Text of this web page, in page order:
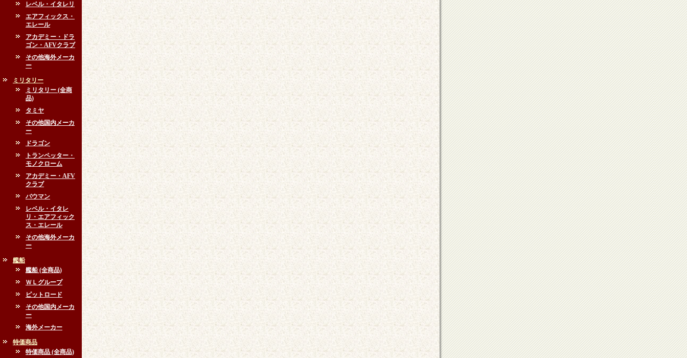
レベル・イタレリ
エアフィックス・
エレール
アカデミー・ドラ
ゴン・AFVクラブ
その他海外メーカ
ー
ミリタリー
ミリタリー (全商
品)
タミヤ
その他国内メーカ
ー
ドラゴン
トランペッター・
モノクローム
アカデミー・AFV
クラブ
バウマン
レベル・イタレ
リ・エアフィック
ス・エレール
その他海外メーカ
ー
艦船
艦船 (全商品)
ＷＬグループ
ピットロード
その他国内メーカ
ー
海外メーカー
特価商品
特価商品 (全商品)